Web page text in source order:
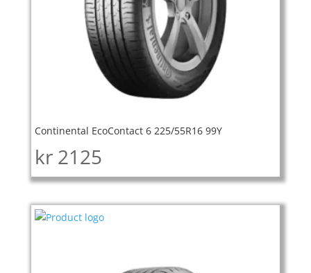
Continental EcoContact 6 225/55R16 99Y
kr 2125